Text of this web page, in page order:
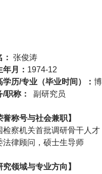
张俊涛
年月： 1974-12
学历/专业（毕业时间）：
/职称：副研究员
誉称号与社会兼职】
检察机关首批调研骨干人
法律顾问，硕士生导师
究领域与专业方向】